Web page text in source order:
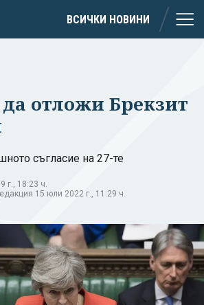
ВСИЧКИ НОВИНИ
отложи Брекзит
съгласие на 27-те
г., 18:23 ч.
15 юли 2022 г., 11:29 ч.